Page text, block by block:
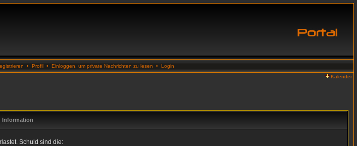
• Profil • Einloggen, um private Nachrichten zu lesen • Login
Kalender
Information
Schuld sind die: